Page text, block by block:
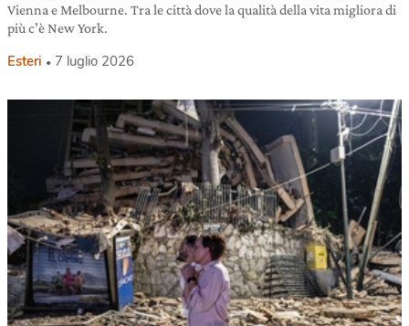
Vienna e Melbourne. Tra le città dove la qualità della vita migliora di
più c’è New York.
Esteri 7 luglio 2026